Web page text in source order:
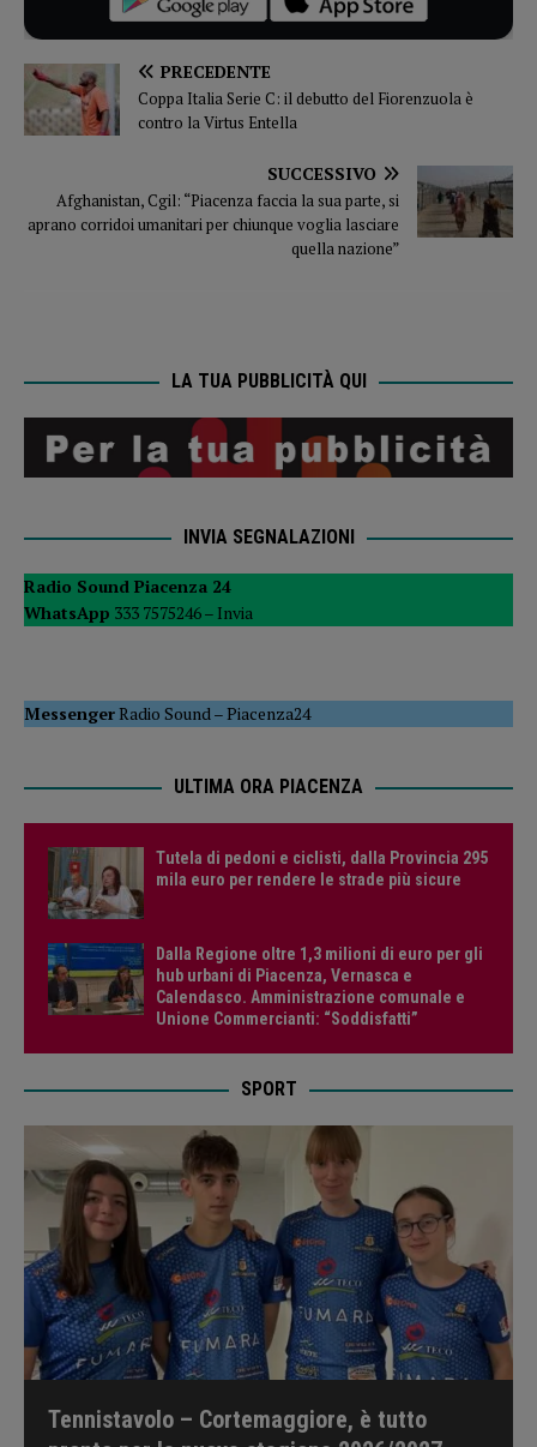
PRECEDENTE
Coppa Italia Serie C: il debutto del Fiorenzuola è
contro la Virtus Entella
SUCCESSIVO
Afghanistan, Cgil: “Piacenza faccia la sua parte, si
aprano corridoi umanitari per chiunque voglia lasciare
quella nazione”
LA TUA PUBBLICITÀ QUI
INVIA SEGNALAZIONI
Radio Sound Piacenza 24
WhatsApp 333 7575246 – Invia
MessengerRadio Sound–Piacenza24
ULTIMA ORA PIACENZA
Tutela di pedoni e ciclisti, dalla Provincia 295
mila euro per rendere le strade più sicure
Dalla Regione oltre 1,3 milioni di euro per gli
hub urbani di Piacenza, Vernasca e
Calendasco. Amministrazione comunale e
Unione Commercianti: “Soddisfatti”
SPORT
Tennistavolo – Cortemaggiore, è tutto